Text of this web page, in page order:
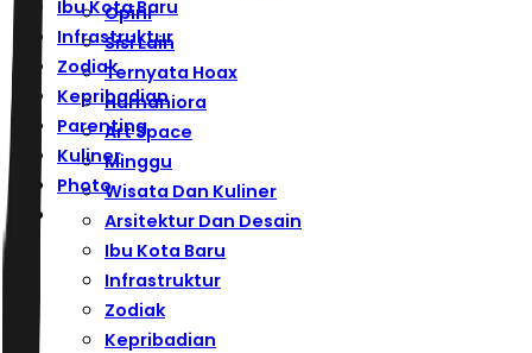
Ibu Kota Baru
Infrastruktur
Zodiak
Kepribadian
Parenting
Kuliner
Photo
Opini
Sisi Lain
Ternyata Hoax
Humaniora
Art Space
Minggu
Wisata Dan Kuliner
Arsitektur Dan Desain
Ibu Kota Baru
Infrastruktur
Zodiak
Kepribadian